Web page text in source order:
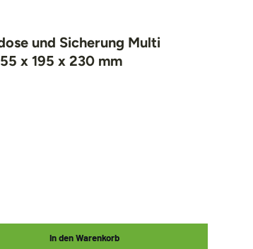
und Sicherung Multi
x 195 x 230 mm
In den Warenkorb